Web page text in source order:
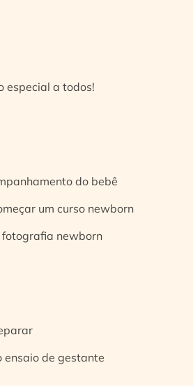
especial a todos!
do bebê
um curso newborn
fotografia newborn
ensaio de gestante